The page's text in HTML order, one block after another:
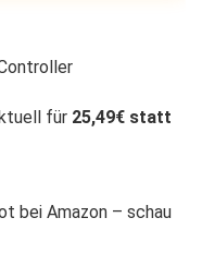
für 25,49€ statt
bei Amazon – schau